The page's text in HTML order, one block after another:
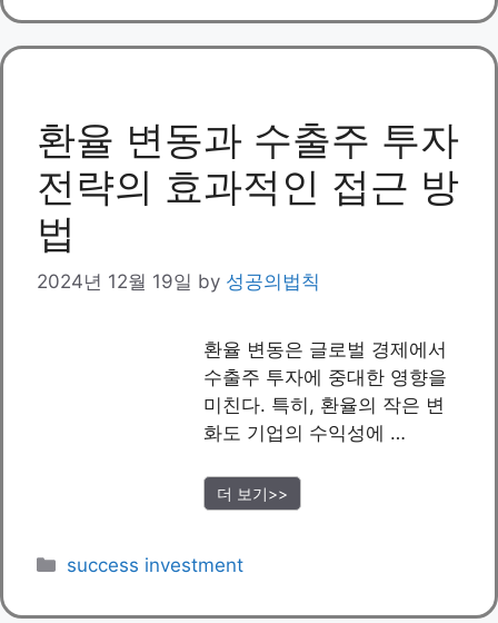
환율 변동과 수출주 투자
전략의 효과적인 접근 방
법
2024년 12월 19일 by 성공의법칙
환율 변동은 글로벌 경제에서
수출주 투자에 중대한 영향을
미친다. 특히, 환율의 작은 변
화도 기업의 수익성에 …
더 보기>>
Categories
success investment